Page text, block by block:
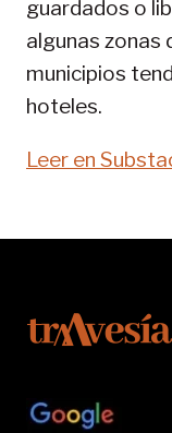
guardados o
algunas zonas
municipios
hoteles.
Leer en